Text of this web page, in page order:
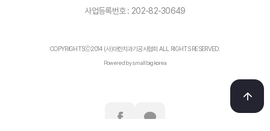
사업등록번호 : 202-82-30649
COPYRIGHTSⓒ2014 (사)대한치과기공사협회 ALL RIGHTS RESERVED.
Powered by smallbigkorea